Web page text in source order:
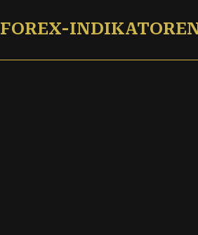
Inhalt
springen
FOREX-